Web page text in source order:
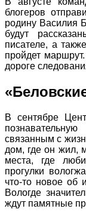
блогеров
родину Василия
будут
писателе, а
пройдет
дороге
В сентябре
связанным с
дом, где он жил,
места, где
прогулки
что-то новое об
Вологде
ждут памятные